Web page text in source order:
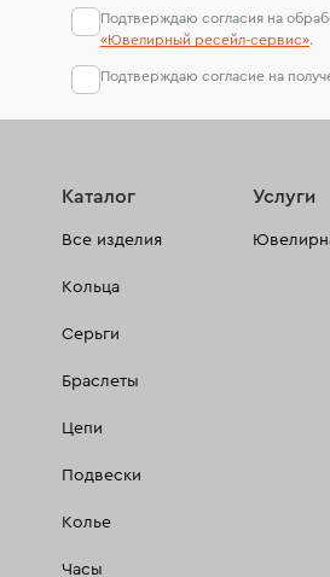
Подтверждаю согласия на
«Ювелирный ресейл-сервиc».
Подтверждаю согласие на
Каталог
Все изделия
Кольца
Серьги
Браслеты
Цепи
Подвески
Колье
Часы
Услуги